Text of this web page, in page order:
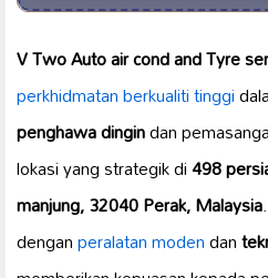
V Two Auto air cond and Tyre
perkhidmatan berkualiti tinggi
penghawa dingindan
lokasi yang strategik di498
manjung, 32040 Perak, Malaysia.
denganperalatan modendan